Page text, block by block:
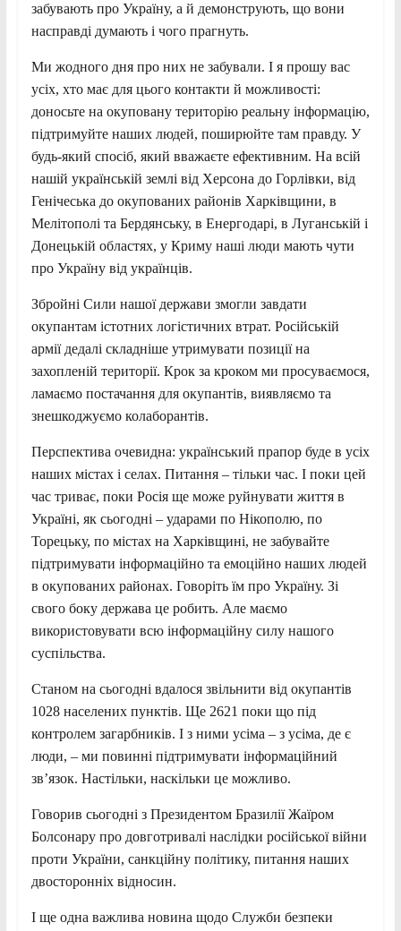
забувають про Україну, а й демонструють, що вони
насправді думають і чого прагнуть.
Ми жодного дня про них не забували. І я прошу вас
усіх, хто має для цього контакти й можливості:
доносьте на окуповану територію реальну інформацію,
підтримуйте наших людей, поширюйте там правду. У
будь-який спосіб, який вважаєте ефективним. На всій
нашій українській землі від Херсона до Горлівки, від
Генічеська до окупованих районів Харківщини, в
Мелітополі та Бердянську, в Енергодарі, в Луганській і
Донецькій областях, у Криму наші люди мають чути
про Україну від українців.
Збройні Сили нашої держави змогли завдати
окупантам істотних логістичних втрат. Російській
армії дедалі складніше утримувати позиції на
захопленій території. Крок за кроком ми просуваємося,
ламаємо постачання для окупантів, виявляємо та
знешкоджуємо колаборантів.
Перспектива очевидна: український прапор буде в усіх
наших містах і селах. Питання – тільки час. І поки цей
час триває, поки Росія ще може руйнувати життя в
Україні, як сьогодні – ударами по Нікополю, по
Торецьку, по містах на Харківщині, не забувайте
підтримувати інформаційно та емоційно наших людей
в окупованих районах. Говоріть їм про Україну. Зі
свого боку держава це робить. Але маємо
використовувати всю інформаційну силу нашого
суспільства.
Станом на сьогодні вдалося звільнити від окупантів
1028 населених пунктів. Ще 2621 поки що під
контролем загарбників. І з ними усіма – з усіма, де є
люди, – ми повинні підтримувати інформаційний
зв’язок. Настільки, наскільки це можливо.
Говорив сьогодні з Президентом Бразилії Жаїром
Болсонару про довготривалі наслідки російської війни
проти України, санкційну політику, питання наших
двосторонніх відносин.
І ще одна важлива новина щодо Служби безпеки